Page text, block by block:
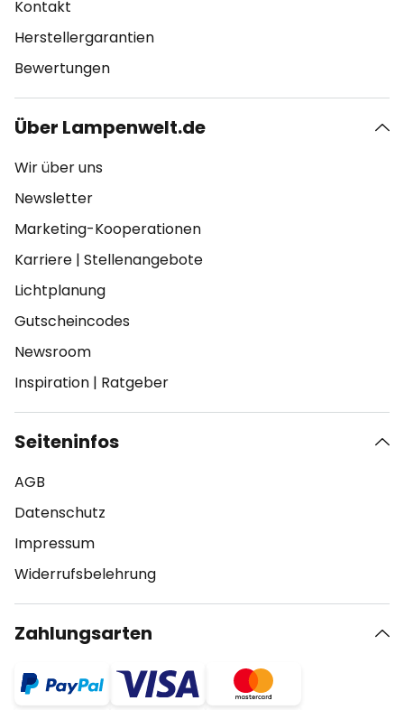
Kontakt
Herstellergarantien
Bewertungen
Über Lampenwelt.de
Wir über uns
Newsletter
Marketing-Kooperationen
Karriere | Stellenangebote
Lichtplanung
Gutscheincodes
Newsroom
Inspiration | Ratgeber
Seiteninfos
AGB
Datenschutz
Impressum
Widerrufsbelehrung
Zahlungsarten